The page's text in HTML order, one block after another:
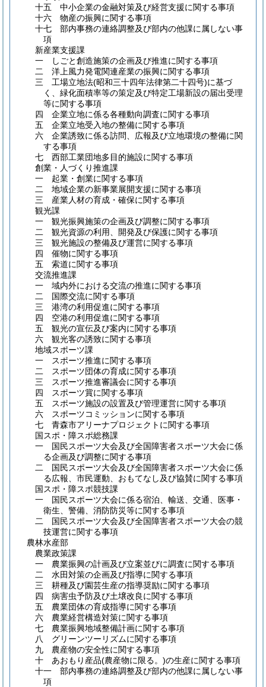
十五 中小企業の金融対策及び経営支援に関する事項
十六 物産の振興に関する事項
十七 部内事務の連絡調整及び部内の他課に属しない事
項
新産業支援課
一 しごと創造施策の企画及び推進に関する事項
二 洋上風力発電関連産業の振興に関する事項
三 工場立地法(昭和三十四年法律第二十四号)に基づ
く、緑化面積率等の策定及び特定工場新設の届出受理
等に関する事項
四 企業立地に係る各種動向調査に関する事項
五 企業立地受入地の整備に関する事項
六 企業誘致に係る訪問、広報及び立地環境の整備に関
する事項
七 西部工業団地多目的施設に関する事項
創業・人づくり推進課
一 起業・創業に関する事項
二 地域企業の新事業展開支援に関する事項
三 産業人材の育成・確保に関する事項
観光課
一 観光振興施策の企画及び調整に関する事項
二 観光資源の利用、開発及び保護に関する事項
三 観光施設の整備及び運営に関する事項
四 催物に関する事項
五 索道に関する事項
交流推進課
一 域内外における交流の推進に関する事項
二 国際交流に関する事項
三 港湾の利用促進に関する事項
四 空港の利用促進に関する事項
五 観光の宣伝及び案内に関する事項
六 観光客の誘致に関する事項
地域スポーツ課
一 スポーツ推進に関する事項
二 スポーツ団体の育成に関する事項
三 スポーツ推進審議会に関する事項
四 スポーツ賞に関する事項
五 スポーツ施設の設置及び管理運営に関する事項
六 スポーツコミッションに関する事項
七 青森市アリーナプロジェクトに関する事項
国スポ・障スポ総務課
一 国民スポーツ大会及び全国障害者スポーツ大会に係
る企画及び調整に関する事項
二 国民スポーツ大会及び全国障害者スポーツ大会に係
る広報、市民運動、おもてなし及び協賛に関する事項
国スポ・障スポ競技課
一 国民スポーツ大会に係る宿泊、輸送、交通、医事・
衛生、警備、消防防災等に関する事項
二 国民スポーツ大会及び全国障害者スポーツ大会の競
技運営に関する事項
農林水産部
農業政策課
一 農業振興の計画及び立案並びに調査に関する事項
二 水田対策の企画及び指導に関する事項
三 耕種及び園芸生産の指導奨励に関する事項
四 病害虫予防及び土壌改良に関する事項
五 農業団体の育成指導に関する事項
六 農業経営構造対策に関する事項
七 農業振興地域整備計画に関する事項
八 グリーンツーリズムに関する事項
九 農産物の安全性に関する事項
十 あおもり産品(農産物に限る。)の生産に関する事項
十一 部内事務の連絡調整及び部内の他課に属しない事
項